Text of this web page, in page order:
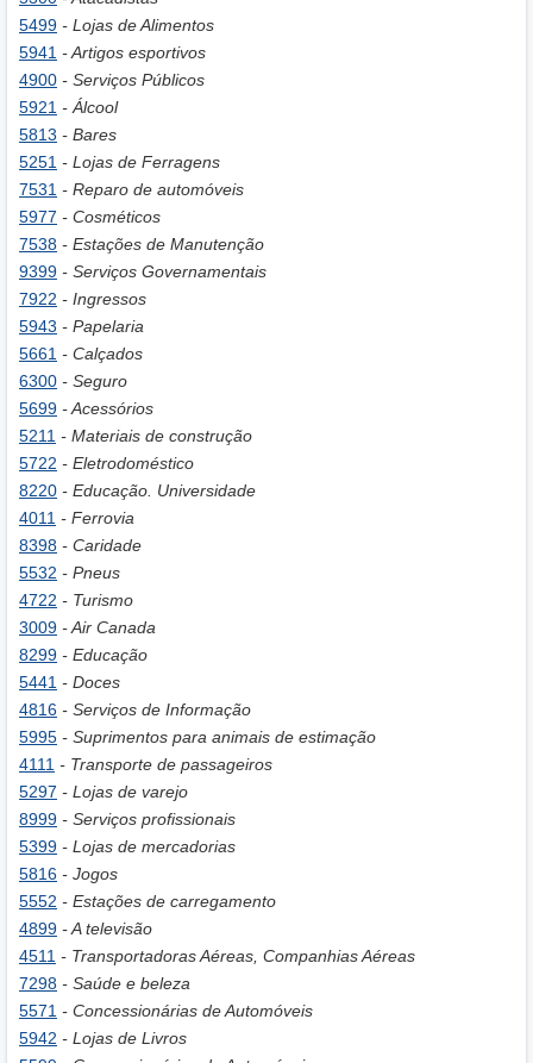
5499 - Lojas de Alimentos
5941 - Artigos esportivos
4900 - Serviços Públicos
5921 - Álcool
5813 - Bares
5251 - Lojas de Ferragens
7531 - Reparo de automóveis
5977 - Cosméticos
7538 - Estações de Manutenção
9399 - Serviços Governamentais
7922 - Ingressos
5943 - Papelaria
5661 - Calçados
6300 - Seguro
5699 - Acessórios
5211 - Materiais de construção
5722 - Eletrodoméstico
8220 - Educação. Universidade
4011 - Ferrovia
8398 - Caridade
5532 - Pneus
4722 - Turismo
3009 - Air Canada
8299 - Educação
5441 - Doces
4816 - Serviços de Informação
5995 - Suprimentos para animais de estimação
4111 - Transporte de passageiros
5297 - Lojas de varejo
8999 - Serviços profissionais
5399 - Lojas de mercadorias
5816 - Jogos
5552 - Estações de carregamento
4899 - A televisão
4511 - Transportadoras Aéreas, Companhias Aéreas
7298 - Saúde e beleza
5571 - Concessionárias de Automóveis
5942 - Lojas de Livros